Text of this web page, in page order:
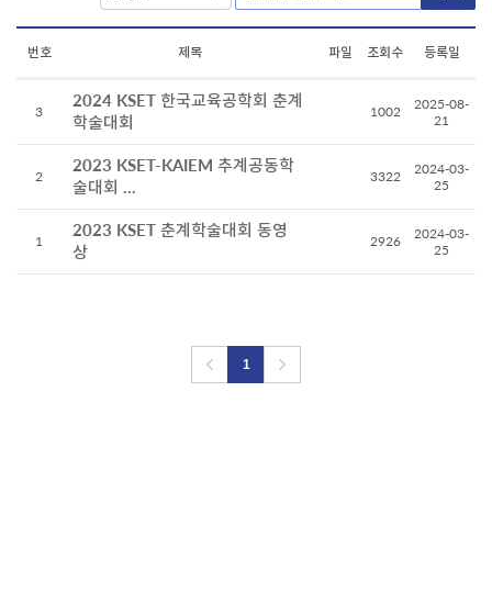
번호 제목 파일 조회수 등록일
3
2024 KSET 한국교육공학회 춘계
학술대회
1002
2025-08-
21
2
2023 KSET-KAIEM 추계공동학
술대회 ...
3322
2024-03-
25
1
2023 KSET 춘계학술대회 동영
상
2926
2024-03-
25
1